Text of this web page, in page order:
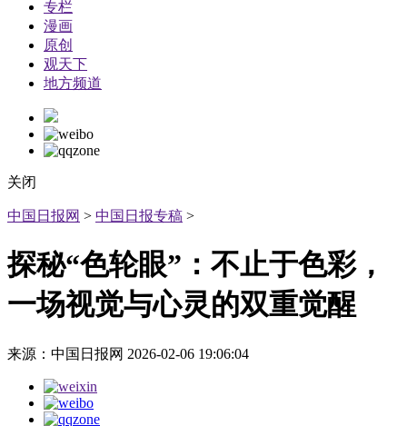
专栏
漫画
原创
观天下
地方频道
关闭
中国日报网 > 中国日报专稿 >
探秘“色轮眼”：不止于色彩，
一场视觉与心灵的双重觉醒
来源：中国日报网 2026-02-06 19:06:04